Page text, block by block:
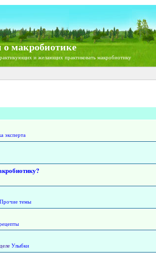
о макробиотике
и желающих практиковать макробиотику
эксперта
Прочие темы
Улыбки